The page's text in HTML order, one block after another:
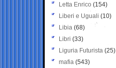
Letta Enrico (154)
Liberi e Uguali (10)
Libia (68)
Libri (33)
Liguria Futurista (25)
mafia (543)